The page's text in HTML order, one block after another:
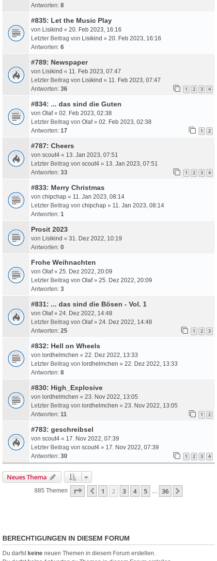
Antworten: 8
#835: Let the Music Play
von Lisikind « 20. Feb 2023, 16:16
Letzter Beitrag von Lisikind » 20. Feb 2023, 16:16
Antworten: 6
#789: Newspaper
von Lisikind « 11. Feb 2023, 07:47
Letzter Beitrag von Lisikind » 11. Feb 2023, 07:47
Antworten: 36 1 2 3 4
#834: ... das sind die Guten
von Olaf« 02. Feb 2023, 02:38
Letzter Beitrag von Olaf» 02. Feb 2023, 02:38
Antworten: 17 1 2
#787: Cheers
von scout4 « 13. Jan 2023, 07:51
Letzter Beitrag von scout4 » 13. Jan 2023, 07:51
Antworten: 33 1 2 3 4
#833: Merry Christmas
von chipchap « 11. Jan 2023, 08:14
Letzter Beitrag von chipchap » 11. Jan 2023, 08:14
Antworten: 1
Prosit 2023
von Lisikind « 31. Dez 2022, 10:19
Antworten: 0
Frohe Weihnachten
von Olaf« 25. Dez 2022, 20:09
Letzter Beitrag von Olaf» 25. Dez 2022, 20:09
Antworten: 3
#831: ... das sind die Bösen - Vol. 1
von Olaf« 24. Dez 2022, 14:48
Letzter Beitrag von Olaf» 24. Dez 2022, 14:48
Antworten: 25 1 2 3
#832: Hell on Wheels
von lordhelmchen « 22. Dez 2022, 13:33
Letzter Beitrag von lordhelmchen » 22. Dez 2022, 13:33
Antworten: 8
#830: High_Explosive
von lordhelmchen « 23. Nov 2022, 13:05
Letzter Beitrag von lordhelmchen » 23. Nov 2022, 13:05
Antworten: 11 1 2
#783: geschreibsel
von scout4 « 17. Nov 2022, 07:39
Letzter Beitrag von scout4 » 17. Nov 2022, 07:39
Antworten: 30 1 2 3 4
Neues Thema
885 Themen Seite Von 36
Vorherige
1 2 3 4 5 … 36
BERECHTIGUNGEN IN DIESEM FORUM
Du darfstkeine neuen Themen in diesem Forum erstellen.